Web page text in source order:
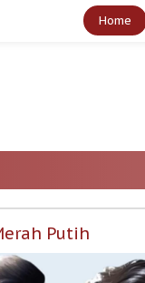
Home
Putih